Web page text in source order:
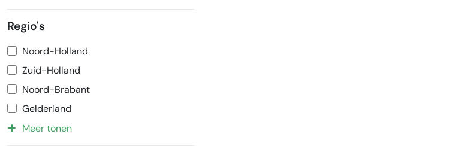
Regio's
Noord-Holland
Zuid-Holland
Noord-Brabant
Gelderland
Meer tonen